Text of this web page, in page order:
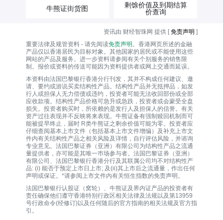
牛熊证街货图
剩馀价值及到期结算
价查询
资讯由 财经智珠网 提供 [免责声明 ]
重要法律及规管资料 - 请先阅读免责声明 。香港网页所述的金融
产品仅以香港居民为目标对象。其他国家的居民或不能使用这些
网站的产品及服务。进一步资料请参阅有关个别服务的销售限
制。报价或资料的传送可能因为资料提供者或网上交通而延误。
本资料由法国巴黎银行香港分行刊发，其并不构成任何建议、邀
请、要约或游说买卖结构性产品。结构性产品并无抵押品，如发
行人或担保人无力偿债或违约，投资者可能无法收回部份或全部
应收款项。结构性产品价格可急升或急跌，投资者或会蒙受全盘
损失。投资者购买时，所依赖的是发行人及担保人的信誉。有关
资产过往表现并不反映将来表现。牛熊证备有强制赎回机制而可
能被提早终止，届时 R类牛熊证之剩余价值可能为零。投资者应
仔细查阅基本上市文件（包括基本上市文件增编）及补充上市文
件内有关结构性产品之相关风险及详情，自行评估风险，并谘询
专业意见。法国巴黎证券（亚洲）有限公司为结构性产品之流通
量提供者，亦可能是其唯一巿场参与者。法国巴黎证券（亚洲）
有限公司、法国巴黎银行香港分行及其联属公司均不对结构性产
品: (i) 能否于预定上市日上市; 及(ii)其上市后之流通量，作出任何
声明或保证。*请参阅上市文件内有关恒生指数的免责声明。
法国巴黎银行认股证（窝轮）、牛熊证及界内证产品的投资者有
责任确保他们遵守香港特别行政区相关法律及法规以及第13959
号行政命令(经修订)以及任何随后的官方指南的相关法规及官方指
引。